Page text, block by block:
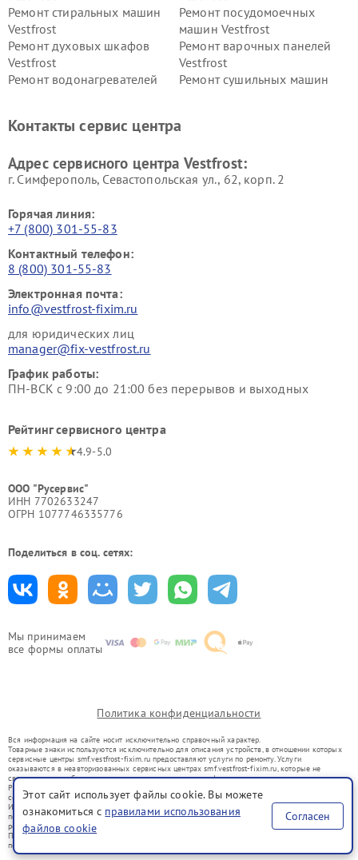
Мы принимаем
все формы оплаты
Ремонт стиральных машин
Vestfrost
Ремонт посудомоечных
машин Vestfrost
Ремонт духовых шкафов
Vestfrost
Ремонт варочных панелей
Vestfrost
Ремонт водонагревателей
Ремонт сушильных машин
Vestfrost
Контакты сервис центра
Адрес сервисного центра Vestfrost:
г. Симферополь, Севастопольская ул., 62, корп. 2
Горячая линия:
+7 (800) 301-55-83
Контактный телефон:
8 (800) 301-55-83
Электронная почта:
info@vestfrost-fixim.ru
для юридических лиц
manager@fix-vestfrost.ru
График работы:
ПН-ВСК с 9:00 до 21:00 без перерывов и выходных
Рейтинг сервисного центра
4.9-5.0
ООО "Русервис"
ИНН 7702633247
ОГРН 1077746335776
Поделиться в соц. сетях:
Политика конфиденциальности
Вся информация на сайте носит исключительно справочный характер.
Товарные знаки используются исключительно для описания устройств, в отношении которых
сервисные центры smf.vestfrost-fixim.ru предоставляют услуги по ремонту. Услуги
оказываются в неавторизованных сервисных центрах smf.vestfrost-fixim.ru, которые не
связаны с правообладателями товарных знаков или их официальными представителями.
Ремонт осуществляется для устройств, уже введенных в гражданский оборот в соответствии
со статьей 1487 ГК РФ.
Использование товарных знаков не преследует цели индивидуализации услуг или введения
потребителей в заблуждение, а служит для информирования о предоставляемых услугах по
ремонту техники указанных брендов.
Представленная на сайте информация не является публичной офертой, определяемой
положениями Статьи 437(2) Гражданского кодекса РФ
Этот сайт использует файлы cookie. Вы можете
ознакомиться с правилами использования
файлов cookie
Согласен